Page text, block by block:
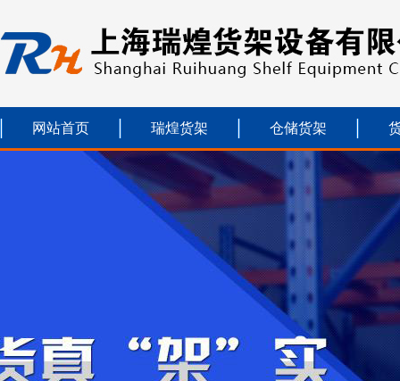
网站首页 瑞煌货架 仓储货架